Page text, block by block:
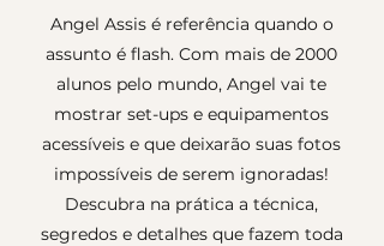
Angel Assis é referência quando o
assunto é flash. Com mais de 2000
alunos pelo mundo, Angel vai te
mostrar set-ups e equipamentos
acessíveis e que deixarão suas fotos
impossíveis de serem ignoradas!
Descubra na prática a técnica,
segredos e detalhes que fazem toda